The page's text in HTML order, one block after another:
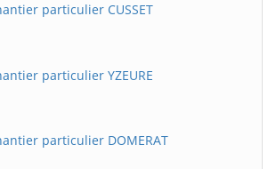
particulier CUSSET
particulier YZEURE
particulier DOMERAT